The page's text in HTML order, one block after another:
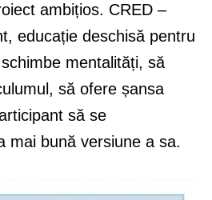
ambițios. CRED –
educație deschisă pentru
mentalități, să
să ofere șansa
să se
mai bună versiune a sa.